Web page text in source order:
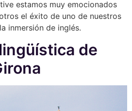
estamos muy emocionados
el éxito de uno de nuestros
inmersión de inglés.
de